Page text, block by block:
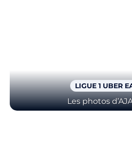
LIGUE 1 UBER
Les photos